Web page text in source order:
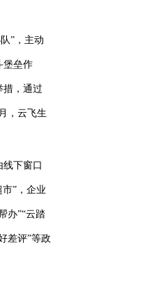
”，主动
堡垒作
措，通过
，云飞生
下窗口
”，企业
办”“云踏
差评”等政